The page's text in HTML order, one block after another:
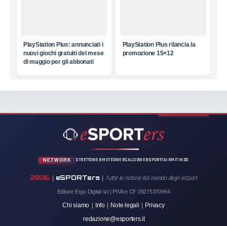
PlayStation Plus: annunciati i
nuovi giochi gratuiti del mese
di maggio per gli abbonati
PlayStation Plus rilancia la
promozione 15×12
NETWORK STRETTOWEBMETEOWEBCALCIOWEBSPORTFAIRMITINDO
2026 eSPORTers Tutte le notizie dal mondo degli eSport
Editore Ergo Digital srl | PIVA e CF 09275370964
Chi siamo | Info | Note legali | Privacy
redazione@esporters.it